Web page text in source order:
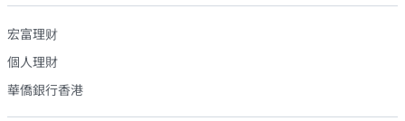
宏富理财
個人理財
華僑銀行香港